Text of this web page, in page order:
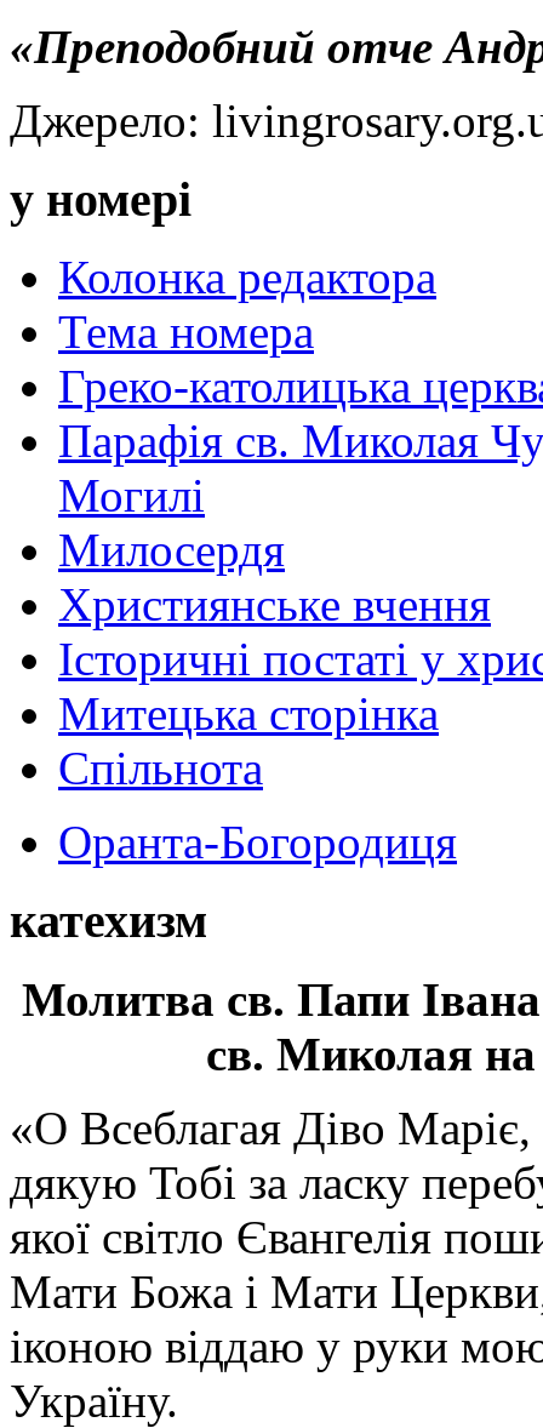
«Преподобний отче
Джерело:
у номері
Колонка редактора
Тема номера
Греко-католицька
Парафія св. Миколая
Могилі
Милосердя
Християнське вчення
Історичні постаті у
Митецька сторінка
Спільнота
Оранта-Богородиця
катехизм
Молитва св. Папи
св. Миколая на
«О Всеблагая Діво
дякую Тобі за ласку
якої світло Євангелія
Мати Божа і Мати
іконою віддаю у руки
Україну.